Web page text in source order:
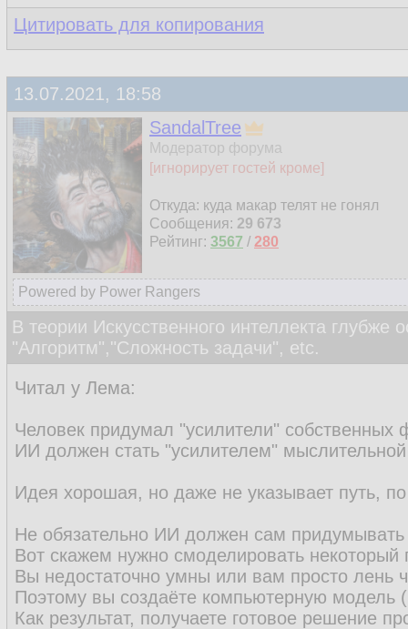
Цитировать для копирования
13.07.2021, 18:58
SandalTree
Модератор форума
[игнорирует гостей кроме]
Откуда: куда макар телят не гонял
Сообщения: 29 673
Рейтинг: 3567 / 280
Powered by Power Rangers
В теории Искусственного интеллекта глубже
"Алгоритм","Сложность задачи", etc.
Читал у Лема:
Человек придумал "усилители"
ИИ должен стать "усилителем"
Идея хорошая, но даже не указывает путь,
Не обязательно ИИ должен сам
Вот скажем нужно смоделировать некоторый
Вы недостаточно умны или вам просто лень
Поэтому вы создаёте компьютерную модель
Как результат, получаете готовое решение